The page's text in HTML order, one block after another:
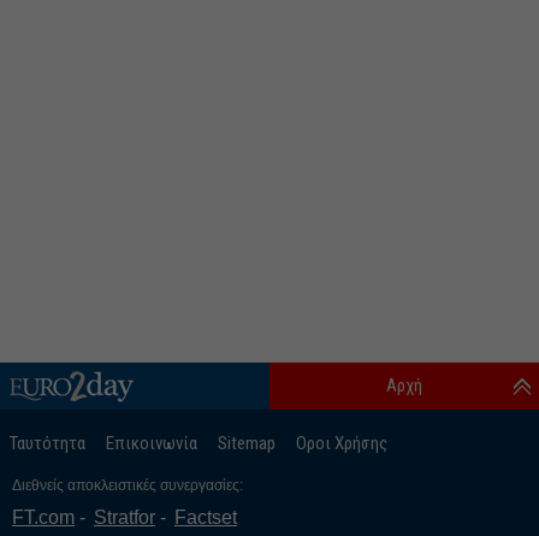
Ταυτότητα Επικοινωνία Sitemap Οροι Χρήσης
Αρχή
Διεθνείς αποκλειστικές συνεργασίες:
FT.com Stratfor Factset